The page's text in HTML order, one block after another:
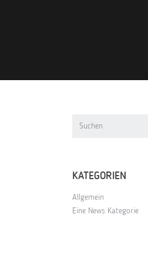
KATEGORIEN
Allgemein
Eine News Kategorie